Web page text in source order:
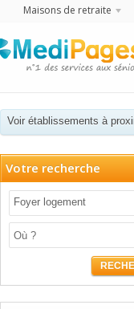
Maisons de retraite
Voir établissements à
Votre recherche
Foyer logement